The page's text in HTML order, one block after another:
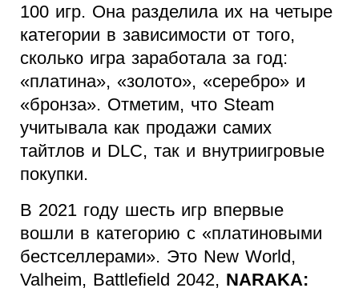
100 игр. Она разделила их на четыре
категории в зависимости от того,
сколько игра заработала за год:
«платина», «золото», «серебро» и
«бронза». Отметим, что Steam
учитывала как продажи самих
тайтлов и DLC, так и внутриигровые
покупки.
В 2021 году шесть игр впервые
вошли в категорию с «платиновыми
бестселлерами». Это New World,
Valheim, Battlefield 2042, NARAKA: